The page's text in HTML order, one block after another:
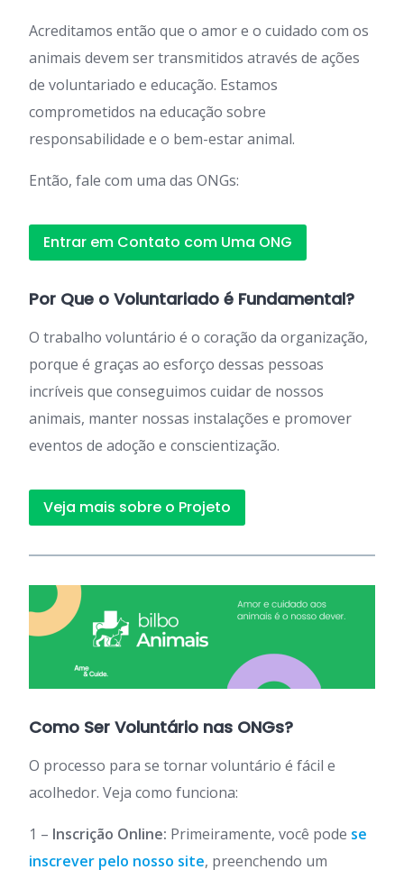
Acreditamos então que o amor e o cuidado com os
animais devem ser transmitidos através de ações
de voluntariado e educação. Estamos
comprometidos na educação sobre
responsabilidade e o bem-estar animal.
Então, fale com uma das ONGs:
Entrar em Contato com Uma ONG
Por Que o Voluntariado é Fundamental?
O trabalho voluntário é o coração da organização,
porque é graças ao esforço dessas pessoas
incríveis que conseguimos cuidar de nossos
animais, manter nossas instalações e promover
eventos de adoção e conscientização.
Veja mais sobre o Projeto
Como Ser Voluntário nas ONGs?
O processo para se tornar voluntário é fácil e
acolhedor. Veja como funciona:
1 – Inscrição Online: Primeiramente, você pode se
inscrever pelo nosso site, preenchendo um